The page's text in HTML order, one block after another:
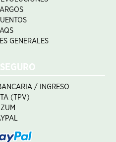
GENERALES
/ INGRESO
(TPV)